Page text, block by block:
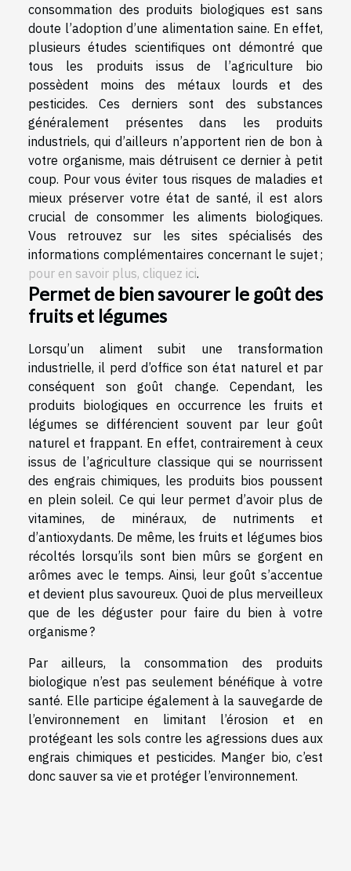
consommation des produits biologiques est sans
doute l’adoption d’une alimentation saine. En effet,
plusieurs études scientifiques ont démontré que
tous les produits issus de l’agriculture bio
possèdent moins des métaux lourds et des
pesticides. Ces derniers sont des substances
généralement présentes dans les produits
industriels, qui d’ailleurs n’apportent rien de bon à
votre organisme, mais détruisent ce dernier à petit
coup. Pour vous éviter tous risques de maladies et
mieux préserver votre état de santé, il est alors
crucial de consommer les aliments biologiques.
Vous retrouvez sur les sites spécialisés des
informations complémentaires concernant le sujet ;
pour en savoir plus, cliquez ici.
Permet de bien savourer le goût des
fruits et légumes
Lorsqu’un aliment subit une transformation
industrielle, il perd d’office son état naturel et par
conséquent son goût change. Cependant, les
produits biologiques en occurrence les fruits et
légumes se différencient souvent par leur goût
naturel et frappant. En effet, contrairement à ceux
issus de l’agriculture classique qui se nourrissent
des engrais chimiques, les produits bios poussent
en plein soleil. Ce qui leur permet d’avoir plus de
vitamines, de minéraux, de nutriments et
d’antioxydants. De même, les fruits et légumes bios
récoltés lorsqu’ils sont bien mûrs se gorgent en
arômes avec le temps. Ainsi, leur goût s’accentue
et devient plus savoureux. Quoi de plus merveilleux
que de les déguster pour faire du bien à votre
organisme ?
Par ailleurs, la consommation des produits
biologique n’est pas seulement bénéfique à votre
santé. Elle participe également à la sauvegarde de
l’environnement en limitant l’érosion et en
protégeant les sols contre les agressions dues aux
engrais chimiques et pesticides. Manger bio, c’est
donc sauver sa vie et protéger l’environnement.